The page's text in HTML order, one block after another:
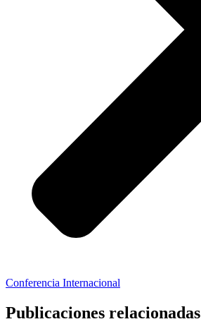
Conferencia Internacional
Publicaciones relacionadas